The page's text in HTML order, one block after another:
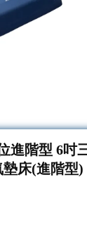
進階型 6吋
床(進階型)